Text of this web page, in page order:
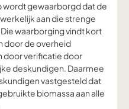
wordt gewaarborgd dat de
aan die strenge
waarborging vindt kort
door de overheid
verificatie door
deskundigen. Daarmee
vastgesteld dat
biomassa aan alle